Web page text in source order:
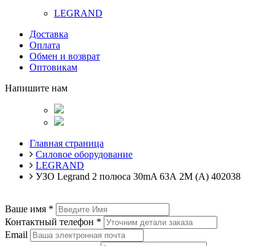
LEGRAND
Доставка
Оплата
Обмен и возврат
Оптовикам
Напишите нам
Главная страница
Силовое оборудование
LEGRAND
УЗО Legrand 2 полюса 30mA 63А 2М (A) 402038
Ваше имя *
Контактный телефон *
Email